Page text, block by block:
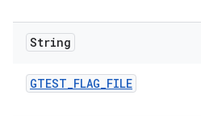
String
GTEST_FLAG_FILE